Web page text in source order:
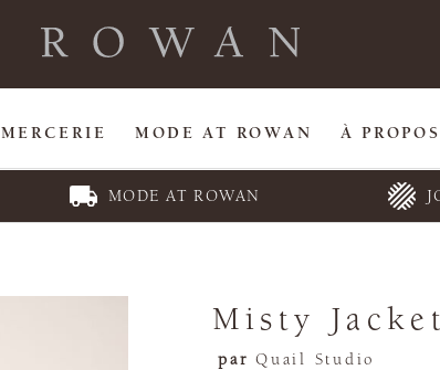
MERCERIE MODE AT ROWAN À
MODE AT ROWAN
Misty Jacket
par Quail Studio